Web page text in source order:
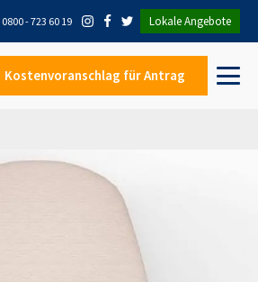
0800 - 723 60 19 Lokale Angebote
Kostenvoranschlag für Antrag